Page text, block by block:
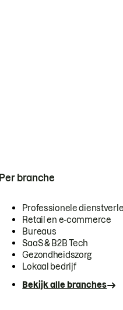
Per branche
Professionele
Retail en e-commerce
Bureaus
SaaS & B2B Tech
Gezondheidszorg
Lokaal bedrijf
Bekijk alle branches